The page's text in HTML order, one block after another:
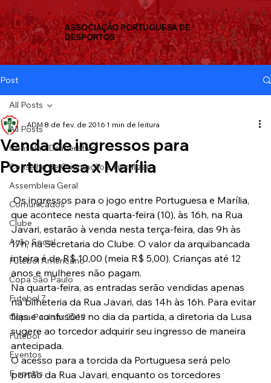
ASSOCIAÇÃO PORTUGUESA DE
DESPORTOS
Post
All Posts
Conselho Deliberativo
Conselho de Orientação e Fiscalizaç
Assembleia Geral
Comunicados
Clube
Ação Social
Futebol Americano
Copa São Paulo
Futebol 7
Copa Paulista 2019
Futebol
Eventos
E-sports
All Posts
Venda de ingressos para
Portuguesa x Marília
ADM 8 de fev. de 2016 1 min de leitura
Os ingressos para o jogo entre Portuguesa e Marília,
que acontece nesta quarta-feira (10), às 16h, na Rua
Javari, estarão à venda nesta terça-feira, das 9h às
17h, na Secretaria do Clube. O valor da arquibancada
inteira é de R$ 10,00 (meia R$ 5,00). Crianças até 12
anos e mulheres não pagam.
Na quarta-feira, as entradas serão vendidas apenas
na bilheteria da Rua Javari, das 14h às 16h. Para evitar
filas e confusões no dia da partida, a diretoria da Lusa
sugere ao torcedor adquirir seu ingresso de maneira
antecipada.
O acesso para a torcida da Portuguesa será pelo
portão da Rua Javari, enquanto os torcedores